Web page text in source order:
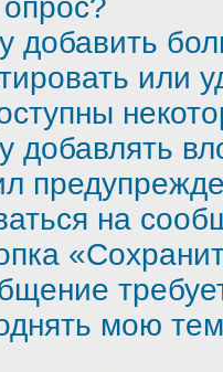
добавить
или
добавлять
на
мою